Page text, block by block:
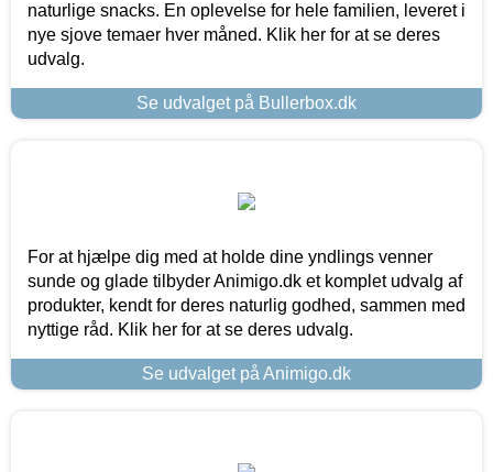
naturlige snacks. En oplevelse for hele familien, leveret i
nye sjove temaer hver måned. Klik her for at se deres
udvalg.
Se udvalget på Bullerbox.dk
For at hjælpe dig med at holde dine yndlings venner
sunde og glade tilbyder Animigo.dk et komplet udvalg af
produkter, kendt for deres naturlig godhed, sammen med
nyttige råd. Klik her for at se deres udvalg.
Se udvalget på Animigo.dk